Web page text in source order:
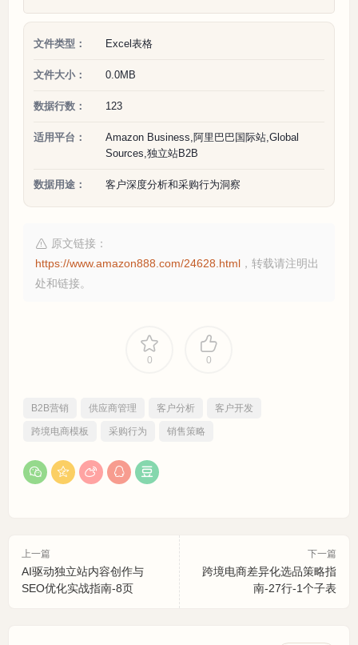
文件类型： Excel表格
文件大小： 0.0MB
数据行数： 123
适用平台：
Amazon Business,阿里巴巴国际站,Global
Sources,独立站B2B
数据用途： 客户深度分析和采购行为洞察
原文链接：
https://www.amazon888.com/24628.html ，转载请注明出
处和链接。
0 0
B2B营销 供应商管理 客户分析 客户开发
跨境电商模板 采购行为 销售策略
上一篇
AI驱动独立站内容创作与
SEO优化实战指南-8页
下一篇
跨境电商差异化选品策略指
南-27行-1个子表